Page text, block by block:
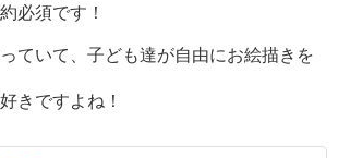
必須です！
ていて、子ども達が自由にお絵描きを
きですよね！